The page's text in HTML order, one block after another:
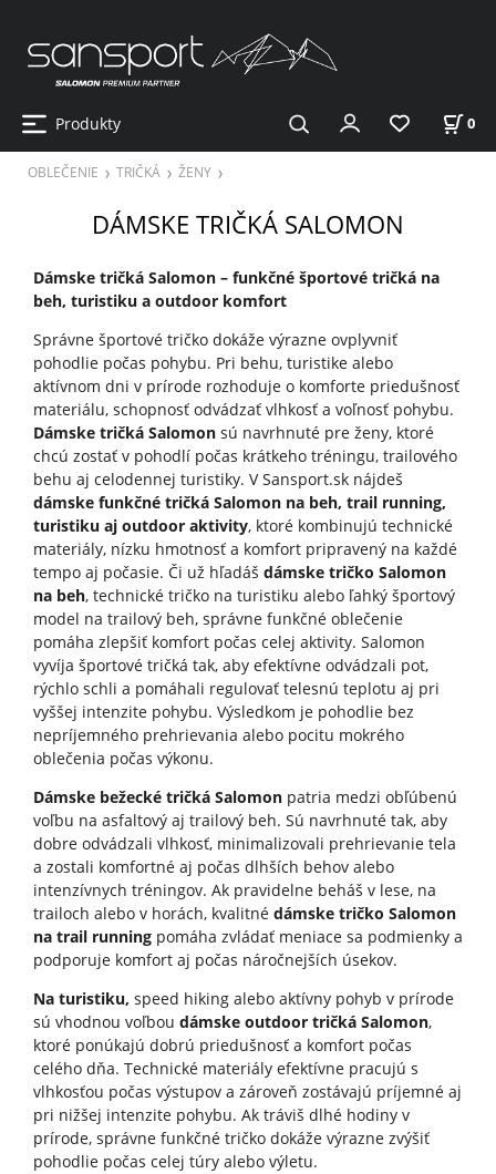
Produkty 0
OBLEČENIE TRIČKÁ ŽENY
DÁMSKE TRIČKÁ SALOMON
Dámske tričká Salomon – funkčné športové tričká na
beh, turistiku a outdoor komfort
Správne športové tričko dokáže výrazne ovplyvniť
pohodlie počas pohybu. Pri behu, turistike alebo
aktívnom dni v prírode rozhoduje o komforte priedušnosť
materiálu, schopnosť odvádzať vlhkosť a voľnosť pohybu.
Dámske tričká Salomonsú navrhnuté pre ženy, ktoré
chcú zostať v pohodlí počas krátkeho tréningu, trailového
behu aj celodennej turistiky. V Sansport.sk nájdeš
dámske funkčné tričká Salomon na beh, trail running,
turistiku aj outdoor aktivity, ktoré kombinujú technické
materiály, nízku hmotnosť a komfort pripravený na každé
tempo aj počasie. Či už hľadáš dámske tričko Salomon
na beh, technické tričko na turistiku alebo ľahký športový
model na trailový beh, správne funkčné oblečenie
pomáha zlepšiť komfort počas celej aktivity. Salomon
vyvíja športové tričká tak, aby efektívne odvádzali pot,
rýchlo schli a pomáhali regulovať telesnú teplotu aj pri
vyššej intenzite pohybu. Výsledkom je pohodlie bez
nepríjemného prehrievania alebo pocitu mokrého
oblečenia počas výkonu.
Dámske bežecké tričká Salomonpatria medzi obľúbenú
voľbu na asfaltový aj trailový beh. Sú navrhnuté tak, aby
dobre odvádzali vlhkosť, minimalizovali prehrievanie tela
a zostali komfortné aj počas dlhších behov alebo
intenzívnych tréningov. Ak pravidelne beháš v lese, na
trailoch alebo v horách, kvalitné dámske tričko Salomon
na trail runningpomáha zvládať meniace sa podmienky a
podporuje komfort aj počas náročnejších úsekov.
Na turistiku, speed hiking alebo aktívny pohyb v prírode
sú vhodnou voľbou dámske outdoor tričká Salomon,
ktoré ponúkajú dobrú priedušnosť a komfort počas
celého dňa. Technické materiály efektívne pracujú s
vlhkosťou počas výstupov a zároveň zostávajú príjemné aj
pri nižšej intenzite pohybu. Ak tráviš dlhé hodiny v
prírode, správne funkčné tričko dokáže výrazne zvýšiť
pohodlie počas celej túry alebo výletu.